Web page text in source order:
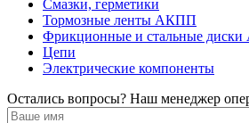
Смазки, герметики
Тормозные ленты АКПП
Фрикционные и стальные
Цепи
Электрические компоненты
Остались вопросы? Наш менеджер